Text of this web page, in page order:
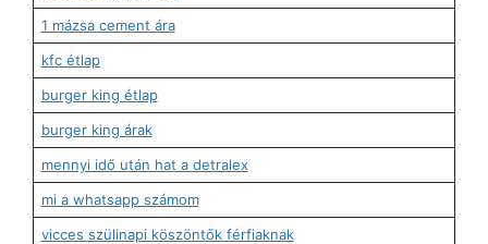
1 mázsa cement ára
kfc étlap
burger king étlap
burger king árak
mennyi idő után hat a detralex
mi a whatsapp számom
vicces szülinapi köszöntők férfiaknak